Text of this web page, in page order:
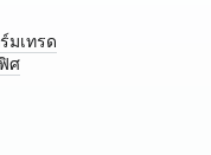
มเทรด
ศ